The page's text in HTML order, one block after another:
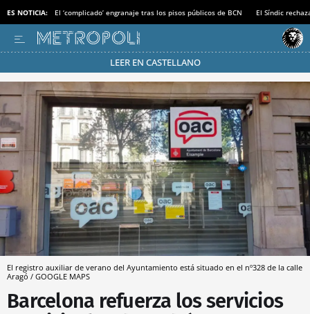
ES NOTICIA: El ‘complicado’ engranaje tras los pisos públicos de BCN El Síndic
LEER EN CASTELLANO
Pásate al MODO AHORRO
El registro auxiliar de verano del Ayuntamiento está situado en el nº328 de la calle
Aragó / GOOGLE MAPS
Barcelona refuerza los servicios